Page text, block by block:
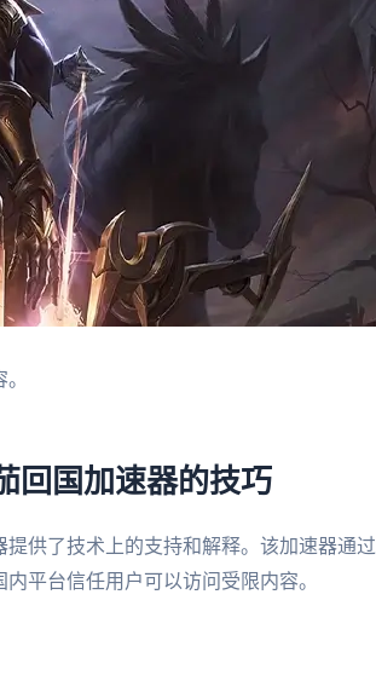
回国加速器的技巧
供了技术上的支持和解释。该加速器通过
平台信任用户可以访问受限内容。